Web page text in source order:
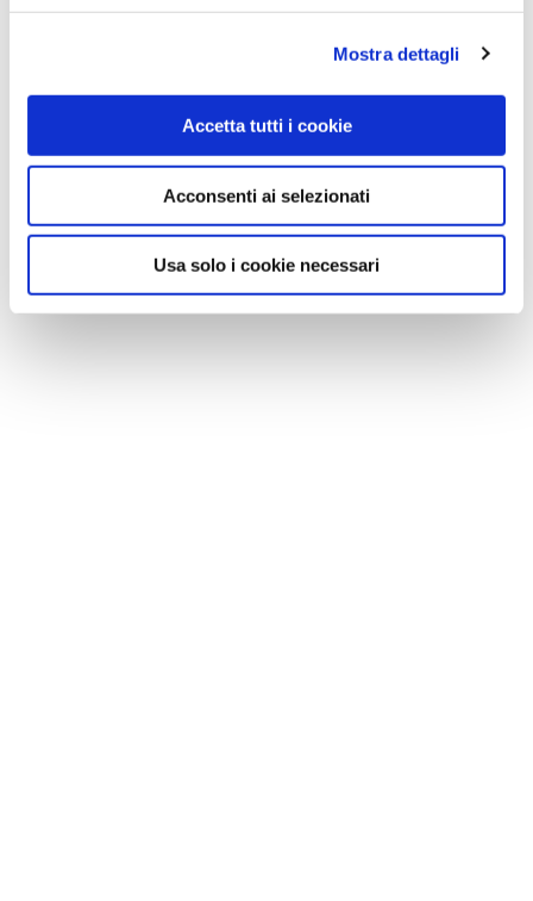
Mostra dettagli
Accetta tutti i cookie
Acconsenti ai selezionati
Usa solo i cookie necessari